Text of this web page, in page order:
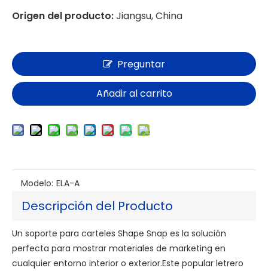
Origen del producto:Jiangsu, China
Preguntar
Añadir al carrito
Modelo: ELA-A
Descripción del Producto
Un soporte para carteles Shape Snap es la solución
perfecta para mostrar materiales de marketing en
cualquier entorno interior o exterior.Este popular letrero